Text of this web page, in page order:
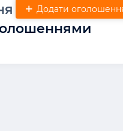
Додати